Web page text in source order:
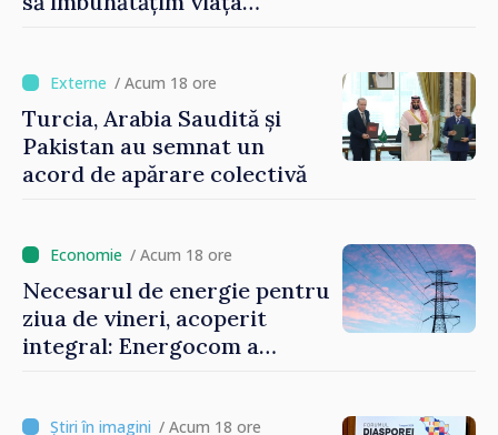
/ Acum 18 ore
Turcia, Arabia Saudită și
Pakistan au semnat un
acord de apărare colectivă
/ Acum 18 ore
Necesarul de energie pentru
ziua de vineri, acoperit
integral: Energocom a
/ Acum 18 ore